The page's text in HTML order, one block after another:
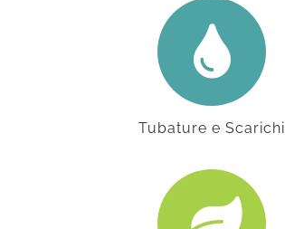
Tubature e Scarichi